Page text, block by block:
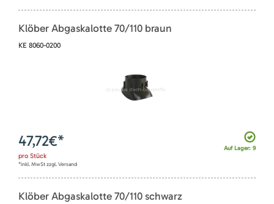
Klöber Abgaskalotte 70/110 braun
KE 8060-0200
Auf Lager: 9
47,72€*
pro Stück
*inkl. MwSt zzgl. Versand
Klöber Abgaskalotte 70/110 schwarz